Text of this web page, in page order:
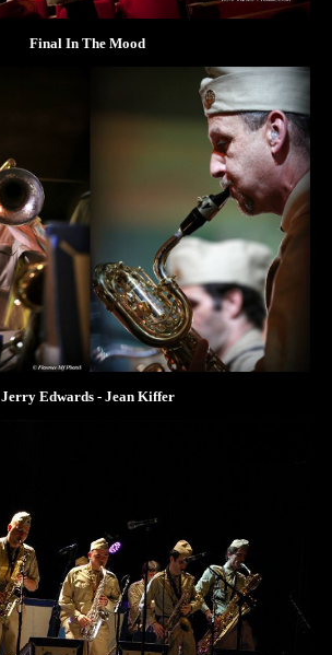
Final In The Mood
Jerry Edwards - Jean Kiffer